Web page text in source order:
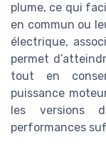
plume, ce qui
en commun ou
électrique,
permet
tout en
puissance
les versions
performances